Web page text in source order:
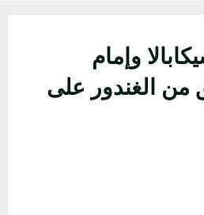
وإمام
من الغندور على